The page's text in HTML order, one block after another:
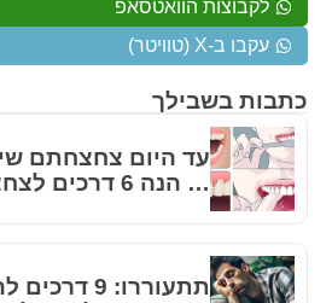
כתבות בשבילך
עד היום צחצחתם
… הנה 6 דרכים לצחצח נכון !
תתעוררו: 9
לקבוצות הוואטסאפ
עקבו ב-X (טוויטר)